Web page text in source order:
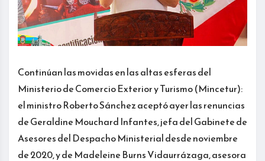
Continúan las movidas en las altas esferas del
Ministerio de Comercio Exterior y Turismo (Mincetur):
el ministro Roberto Sánchez aceptó ayer las renuncias
de Geraldine Mouchard Infantes, jefa del Gabinete de
Asesores del Despacho Ministerial desde noviembre
de 2020, y de Madeleine Burns Vidaurrázaga, asesora